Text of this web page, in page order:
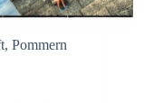
, Pommern